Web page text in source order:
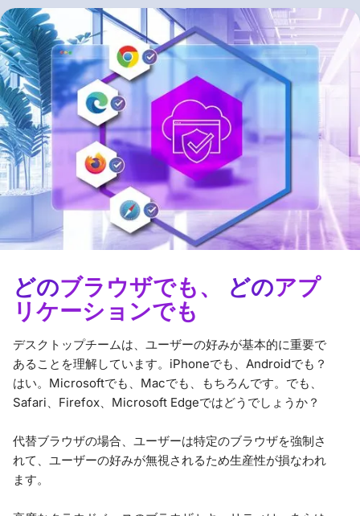
どのブラウザでも、 どのアプ
リケーションでも
デスクトップチームは、ユーザーの好みが基本的に重要で
あることを理解しています。iPhoneでも、Androidでも？
はい。Microsoftでも、Macでも、もちろんです。でも、
Safari、Firefox、Microsoft Edgeではどうでしょうか？
代替ブラウザの場合、ユーザーは特定のブラウザを強制さ
れて、ユーザーの好みが無視されるため生産性が損なわれ
ます。